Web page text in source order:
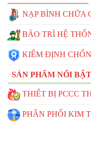
NẠP BÌNH CHỮA
BẢO TRÌ HỆ
KIỂM ĐỊNH
SẢN PHẨM NỔI BẬT
THIẾT BỊ PCCC
PHÂN PHỐI KIM